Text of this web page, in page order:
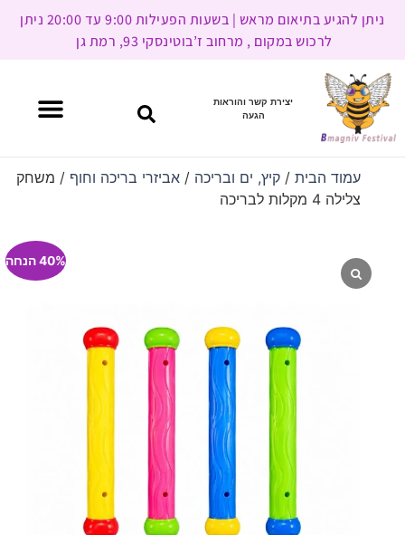
ניתן להגיע בתיאום מראש | בשעות הפעילות 9:00 עד 20:00 ניתן
לרכוש במקום , מרחוב ז’בוטינסקי 93, רמת גן
יצירת קשר והוראות
הגעה
עמוד הבית/ קיץ, ים ובריכה / אביזרי בריכה וחוף / משחק
צלילה 4 מקלות לבריכה
40% הנחה